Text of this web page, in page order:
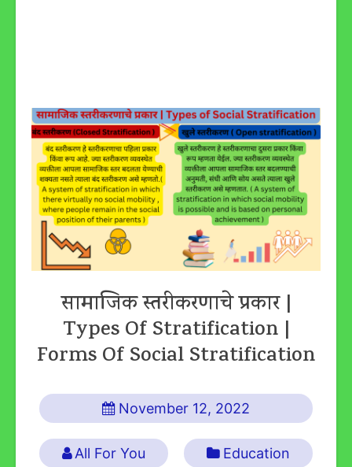
सामाजिक स्तरीकरणाचे प्रकार |
Types Of Stratification |
Forms Of Social Stratification
November 12, 2022
All For You Education